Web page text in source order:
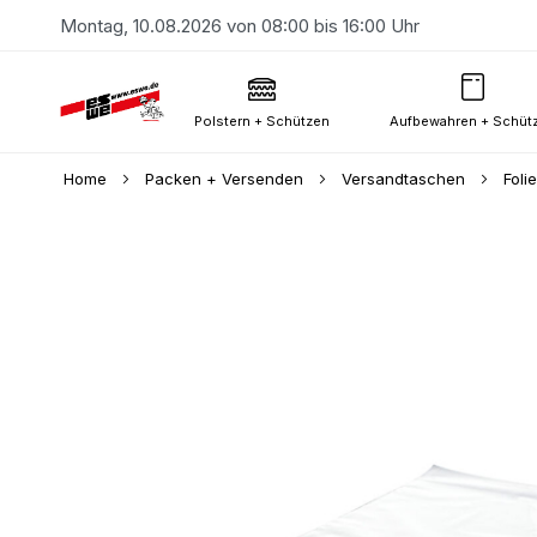
Montag, 10.08.2026 von 08:00 bis 16:00 Uhr
Polstern + Schützen Aufbewahren +
Home Packen + Versenden Versandtaschen